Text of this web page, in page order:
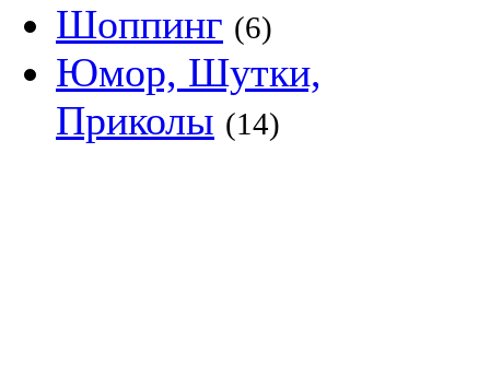
Шоппинг (6)
Юмор, Шутки,
Приколы (14)